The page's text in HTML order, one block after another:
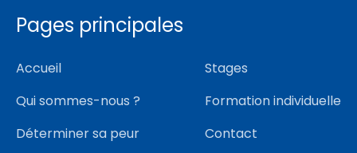
Pages principales
Accueil
Qui sommes-nous ?
Déterminer sa peur
Stages
Formation individuelle
Contact